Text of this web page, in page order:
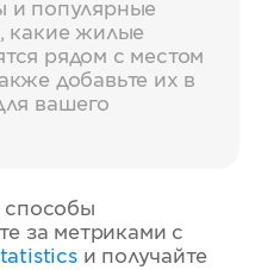
и популярные
какие жилые
рядом с местом
добавьте их в
вашего
способы
за метриками с
и получайте